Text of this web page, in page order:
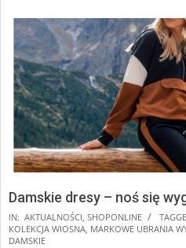
Damskie dresy – noś się
2025-
03-
IN: AKTUALNOŚCI, SHOPONLINE
KOLEKCJA WIOSNA, MARKOWE UBRANIA
DAMSKIE